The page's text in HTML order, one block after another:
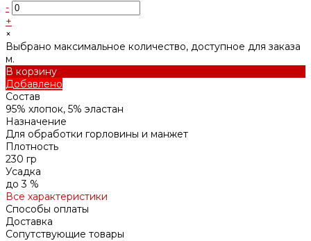
-
+
×
Выбрано максимальное количество, доступное для заказа
м.
В корзину
Добавлено
Состав
95% хлопок, 5% эластан
Назначение
Для обработки горловины и манжет
Плотность
230 гр
Усадка
до 3 %
Все характеристики
Способы оплаты
Доставка
Сопутствующие товары